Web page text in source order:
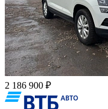
2 186 900 ₽